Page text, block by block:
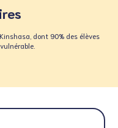
dont 90% des élèves